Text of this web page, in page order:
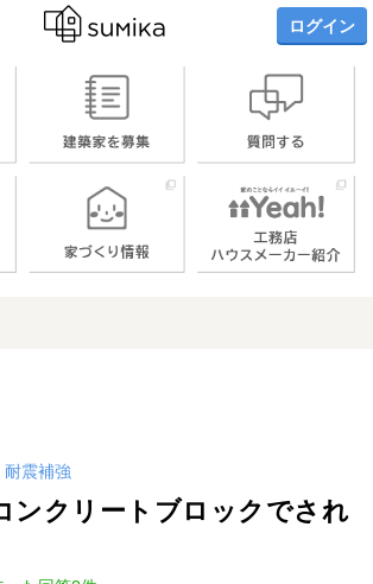
ログイン
耐震補強
ンクリートブロックでされ